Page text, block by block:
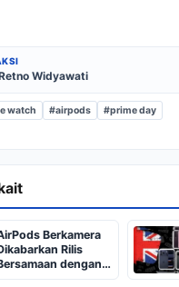
Widyawati
watch #airpods #prime day
Berkamera
Rilis
dengan
18 Pro